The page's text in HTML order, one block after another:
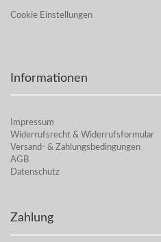
Cookie Einstellungen
Informationen
Impressum
Widerrufsrecht & Widerrufsformular
Versand- & Zahlungsbedingungen
AGB
Datenschutz
Zahlung